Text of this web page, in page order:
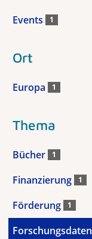
Events 1
Ort
Europa 1
Thema
Bücher 1
Finanzierung 1
Förderung 1
Forschungsdaten